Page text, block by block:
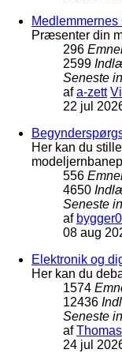
Medlemmernes
Præsenter din
296
2599
Seneste
afa-zett
22 jul
Her kan du
556
4650
Seneste
af
08 aug
Elektronik og
Her kan du
1574
12436
Seneste
af
24 jul